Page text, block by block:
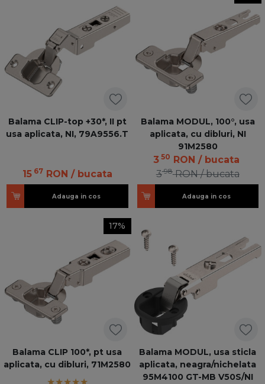
Balama CLIP-top +30*, II pt
usa aplicata, NI, 79A9556.T
15 67 RON / bucata
Adauga in cos
Balama MODUL, 100°, usa
aplicata, cu dibluri, NI
91M2580
3 50 RON / bucata
398 RON / bucata
Adauga in cos
17%
Balama CLIP 100*, pt usa
aplicata, cu dibluri, 71M2580
Balama MODUL, usa sticla
aplicata, neagra/nichelata
95M4100 GT-MB V50S/NI